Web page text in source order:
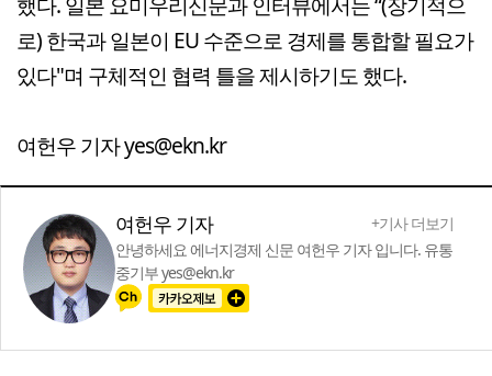
로) 한국과 일본이 EU 수준으로 경제를 통합할 필요가
있다"며 구체적인 협력 틀을 제시하기도 했다.
여헌우 기자 yes@ekn.kr
여헌우 기자
+기사 더보기
안녕하세요 에너지경제 신문 여헌우 기자 입니다. 유통
중기부 yes@ekn.kr